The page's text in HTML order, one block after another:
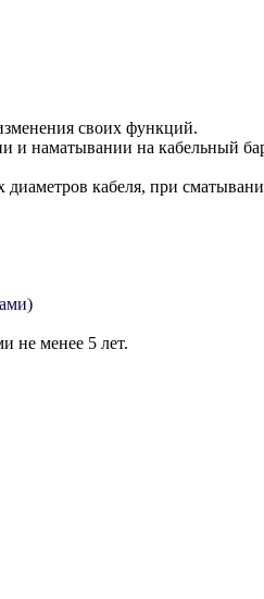
своих функций.
и наматывании на кабельный
кабеля, при
не менее 5 лет.